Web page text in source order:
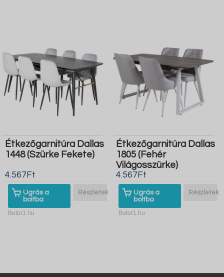
Étkezőgarnitúra Dallas
1448 (Szürke Fekete)
4.567Ft
Ugrás a
boltba
Részletek
Butor1.hu
Étkezőgarnitúra Dallas
1805 (Fehér
Világosszürke)
4.567Ft
Ugrás a
boltba
Részletek
Butor1.hu